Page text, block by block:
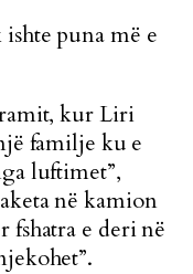
puna më e
kur Liri
familje ku e
luftimet”,
në kamion
fshatra e deri në